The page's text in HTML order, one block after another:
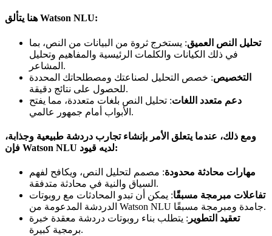
هنا يتألق Watson NLU:
تحليل النص العميق: يستخرج ثروة من البيانات من النص، بما
في ذلك الكيانات والكلمات الرئيسية والمفاهيم وتحليل
المشاعر.
التخصيص: خصص التحليل لصناعتك ومصطلحاتك المحددة
للحصول على نتائج دقيقة.
دعم متعدد اللغات: تحليل النص بلغات متعددة، مما يفتح
الأبواب أمام جمهور عالمي.
ومع ذلك، عندما يتعلق الأمر بإنشاء تجارب دردشة طبيعية وجذابة،
فإن Watson NLU لديه قيود:
مهارات محادثة محدودة: مصمم لتحليل النص، ويكافح لفهم
السياق والنية في محادثة متدفقة.
تفاعلات مبرمجة مسبقًا: يمكن أن تبدو المحادثات مع روبوتات
الدردشة المدعومة من Watson NLU جامدة ومبرمجة مسبقًا.
تعقيد التطوير : يتطلب بناء روبوتات دردشة معقدة خبرة
برمجية كبيرة.